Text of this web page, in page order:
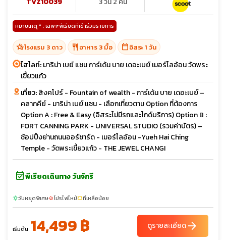
หมายเหตุ * : เฉพาะพีเรียดที่เข้าร่วมรายการ
hotel_classโรงแรม 3 ดาว restaurant อาหาร 3 มื้อ calendar_todayอิสระ 1 วัน
ไฮไลท์:มาริน่า เบย์ แซน การ์เด้น บาย เดอะเบย์ เมอร์ไลอ้อน วัดพระ
เขี้ยวแก้ว
เที่ยว:สิงคโปร์ - Fountain of wealth - การ์เด้น บาย เดอะเบย์ –
คลากคีย์ - มาริน่า เบย์ แซน - เลือกเที่ยวตาม Option ที่ต้องการ
Option A : Free & Easy (อิสระไม่มีรถและไกด์บริการ) Option B :
FORT CANNING PARK - UNIVERSAL STUDIO (รวมค่าบัตร) –
ช้อปปิ้งย่านถนนออร์ชาร์ด - เมอร์ไลอ้อน -Yueh Hai Ching
Temple - วัดพระเขี้ยวแก้ว - THE JEWEL CHANGI
event_availableพีเรียดเดินทาง วันจักรี
sunnyวันหยุดพิเศษlocal_fire_departmentโปรไฟไหม้confirmation_numberที่เหลือน้อย
เริ่มต้น 14,499 ฿ ดูรายละเอียดarrow_forward